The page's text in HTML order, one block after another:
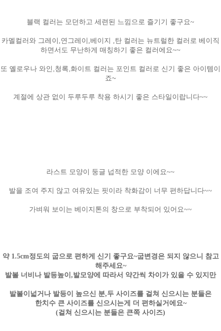
블랙 컬러는 모던하고 세련된 느낌으로 즐기기 좋구요~
카멜컬러와 그레이,연그레이,베이지 ,탄 컬러는 뉴트럴한 컬러로 베이직
하면서도 무난하게 매칭하기 좋은 컬러에요~~
또 옐로우나 와인,청록,화이트 컬러는 포인트 컬러로 신기 좋은 아이템이
죠~
계절에 상관 없이 두루두루 착용 하시기 좋은 스타일이랍니다~~
라스트 모양이 둥글 넙적한 모양 이에요~~
발을 조여 주지 않고 여유있는 핏이라 착화감이 너무 편하답니다~~
가벼워 보이는 베이지톤의 창으로 부착되어 있어요~~
약 1.5cm정도의 굽으로 편하게 신기 좋구요~굽변경은 되지 않으니 참고
해주세요~
발볼 너비나 발등높이,발모양에 따라서 약간씩 차이가 있을 수 있지만
발볼이넓거나 발등이 높으신 분,두 사이즈를 걸쳐 신으시는 분들은
한치수 큰 사이즈를 신으시는게 더 편하실거에요~
(걸쳐 신으시는 분들은 큰쪽 사이즈)